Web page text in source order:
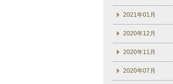
2021年01月
2020年12月
2020年11月
2020年07月